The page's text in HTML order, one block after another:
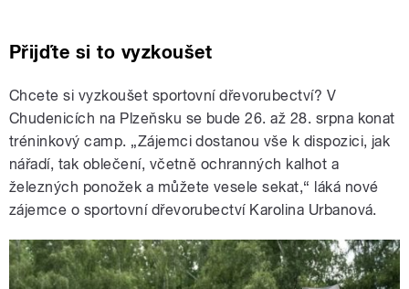
Přijďte si to vyzkoušet
Chcete si vyzkoušet sportovní dřevorubectví? V
Chudenicích na Plzeňsku se bude 26. až 28. srpna konat
tréninkový camp. „Zájemci dostanou vše k dispozici, jak
nářadí, tak oblečení, včetně ochranných kalhot a
železných ponožek a můžete vesele sekat,“ láká nové
zájemce o sportovní dřevorubectví Karolina Urbanová.